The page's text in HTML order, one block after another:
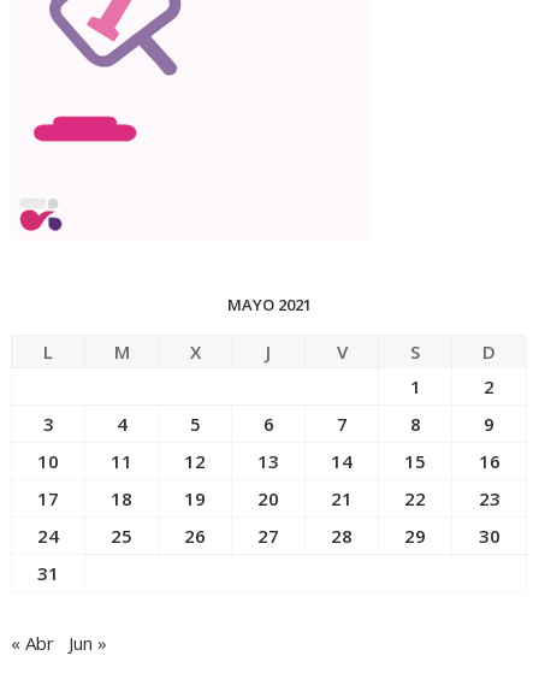
MAYO 2021
L M X J V S
D
1
2
3
4 5 6 7 8
9
10
11 12 13 14 15
16
17
18 19 20 21 22
23
24
25 26 27 28 29
30
31
« Abr Jun »